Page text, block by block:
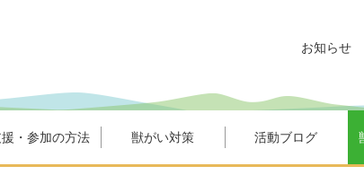
・参加の方法 獣がい対策 活動ブログ
お知らせ